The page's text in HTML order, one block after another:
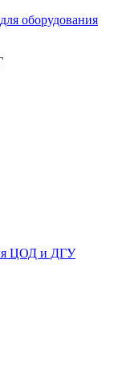
оборудования
ЦОД и ДГУ